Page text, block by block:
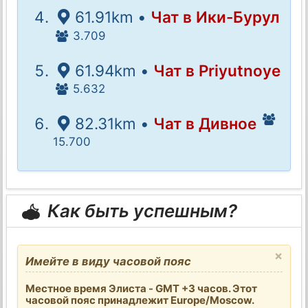
61.91km • Чат в Ики-Бурул
3.709
61.94km • Чат в Priyutnoye
5.632
82.31km • Чат в Дивное
15.700
Как быть успешным?
×
Имейте в виду часовой пояс
Местное время Элиста - GMT +3 часов. Этот
часовой пояс принадлежит Europe/Moscow.